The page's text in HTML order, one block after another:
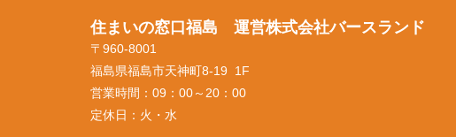
住まいの窓口福島 運営株式会社バースランド
〒960-8001
福島県福島市天神町8-19 1F
営業時間： 09：00～20：00
定休日： 火・水